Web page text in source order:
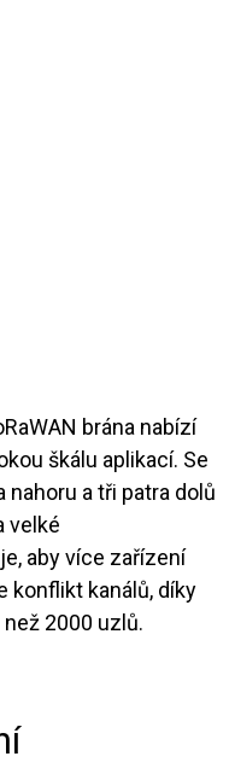
brána nabízí
škálu aplikací. Se
a tři patra dolů
velké
aby více zařízení
konflikt kanálů, díky
2000 uzlů.